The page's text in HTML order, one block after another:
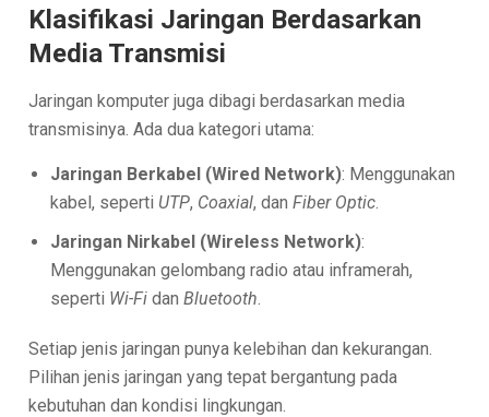
Klasifikasi Jaringan Berdasarkan
Media Transmisi
Jaringan komputer juga dibagi berdasarkan media
transmisinya. Ada dua kategori utama:
Jaringan Berkabel (Wired Network): Menggunakan
kabel, seperti UTP, Coaxial, danFiber Optic.
Jaringan Nirkabel (Wireless Network):
Menggunakan gelombang radio atau inframerah,
seperti Wi-Fi danBluetooth.
Setiap jenis jaringan punya kelebihan dan kekurangan.
Pilihan jenis jaringan yang tepat bergantung pada
kebutuhan dan kondisi lingkungan.